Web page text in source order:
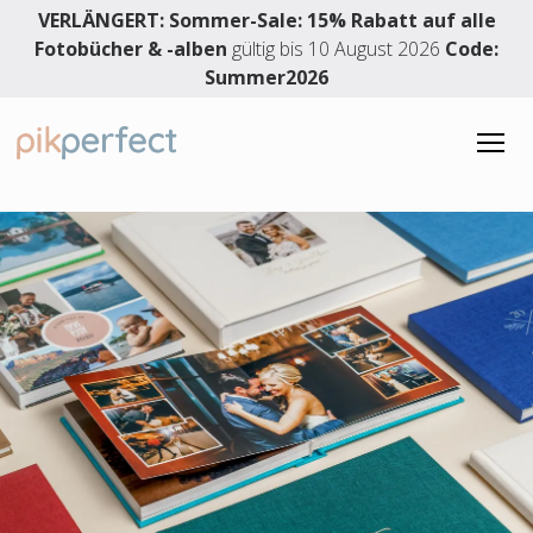
VERLÄNGERT: Sommer-Sale: 15% Rabatt auf alle
Fotobücher & -alben gültig bis 10 August 2026 Code:
Summer2026
FOTOBUCH
Fotobuch
Hardcover-Fotobuch
Layflat-Fotobuch
Premium-Layflatalbum
Momente zum Erinnern
Babyfotoalbum
Urlaubsfotobuch
HOCHZEITSALBUM
Hochzeitsalbum
Premiumhochzeitsalbum
Hochzeitslayflatfotobuch
Hochzeitsfotobuch
Hochzeitsgästebuch
DESIGNSERVICE
4.91 Sterne
3861 Bewertungen
Deutsch